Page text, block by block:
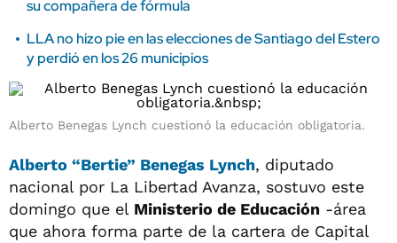
su compañera de fórmula
LLA no hizo pie en las elecciones de Santiago del Estero
y perdió en los 26 municipios
Alberto Benegas Lynch cuestionó la educación obligatoria.
Alberto “Bertie” Benegas Lynch, diputado
nacional por La Libertad Avanza, sostuvo este
domingo que el Ministerio de Educación -área
que ahora forma parte de la cartera de Capital